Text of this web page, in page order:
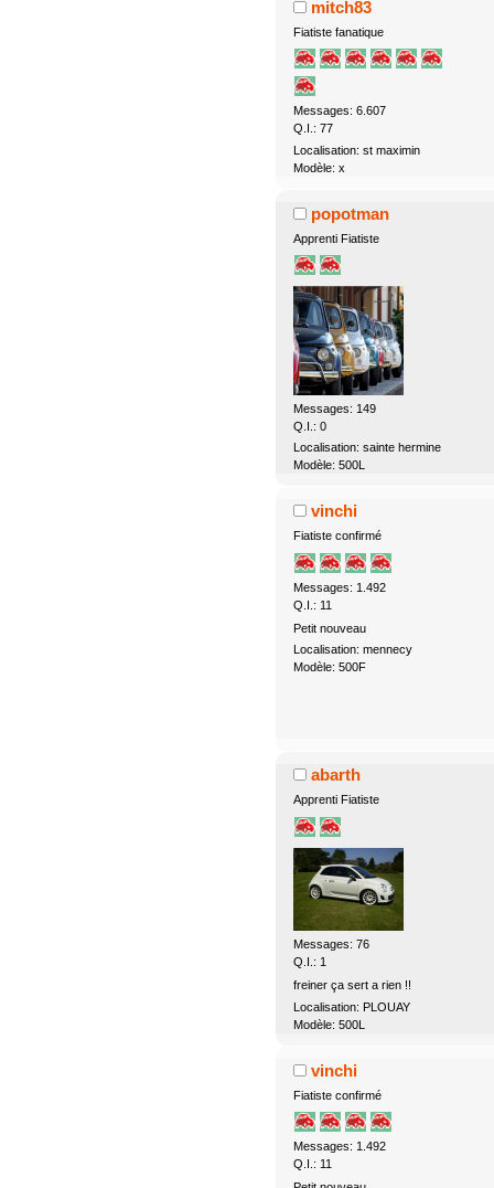
mitch83
Fiatiste fanatique
Messages: 6.607
Q.I.: 77
Localisation: st maximin
Modèle: x
popotman
Apprenti Fiatiste
Messages: 149
Q.I.: 0
Localisation: sainte hermine
Modèle: 500L
vinchi
Fiatiste confirmé
Messages: 1.492
Q.I.: 11
Petit nouveau
Localisation: mennecy
Modèle: 500F
abarth
Apprenti Fiatiste
Messages: 76
Q.I.: 1
freiner ça sert a rien !!
Localisation: PLOUAY
Modèle: 500L
vinchi
Fiatiste confirmé
Messages: 1.492
Q.I.: 11